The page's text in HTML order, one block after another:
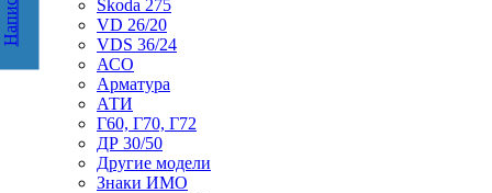
Skoda 275
VD 26/20
VDS 36/24
АСО
Арматура
АТИ
Г60, Г70, Г72
ДР 30/50
Другие модели
Знаки ИМО